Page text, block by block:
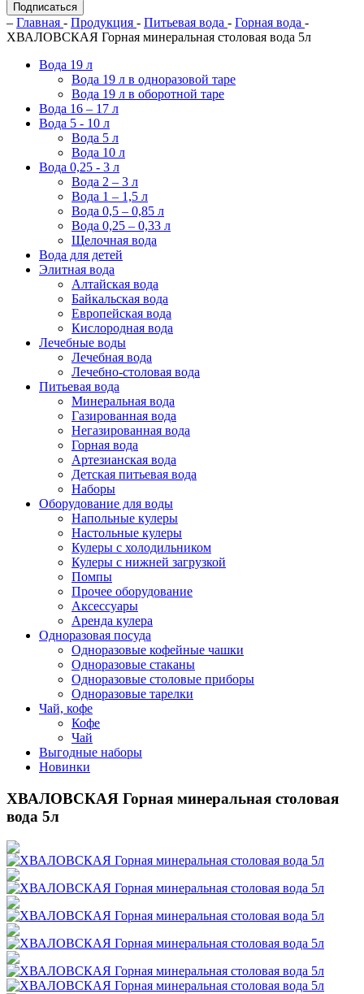
Подписаться
– Главная - Продукция - Питьевая вода - Горная вода -
ХВАЛОВСКАЯ Горная минеральная столовая вода 5л
Вода 19 л
Вода 19 л в одноразовой таре
Вода 19 л в оборотной таре
Вода 16 – 17 л
Вода 5 - 10 л
Вода 5 л
Вода 10 л
Вода 0,25 - 3 л
Вода 2 – 3 л
Вода 1 – 1,5 л
Вода 0,5 – 0,85 л
Вода 0,25 – 0,33 л
Щелочная вода
Вода для детей
Элитная вода
Алтайская вода
Байкальская вода
Европейская вода
Кислородная вода
Лечебные воды
Лечебная вода
Лечебно-столовая вода
Питьевая вода
Минеральная вода
Газированная вода
Негазированная вода
Горная вода
Артезианская вода
Детская питьевая вода
Наборы
Оборудование для воды
Напольные кулеры
Настольные кулеры
Кулеры с холодильником
Кулеры с нижней загрузкой
Помпы
Прочее оборудование
Аксессуары
Аренда кулера
Одноразовая посуда
Одноразовые кофейные чашки
Одноразовые стаканы
Одноразовые столовые приборы
Одноразовые тарелки
Чай, кофе
Кофе
Чай
Выгодные наборы
Новинки
ХВАЛОВСКАЯ Горная минеральная столовая
вода 5л